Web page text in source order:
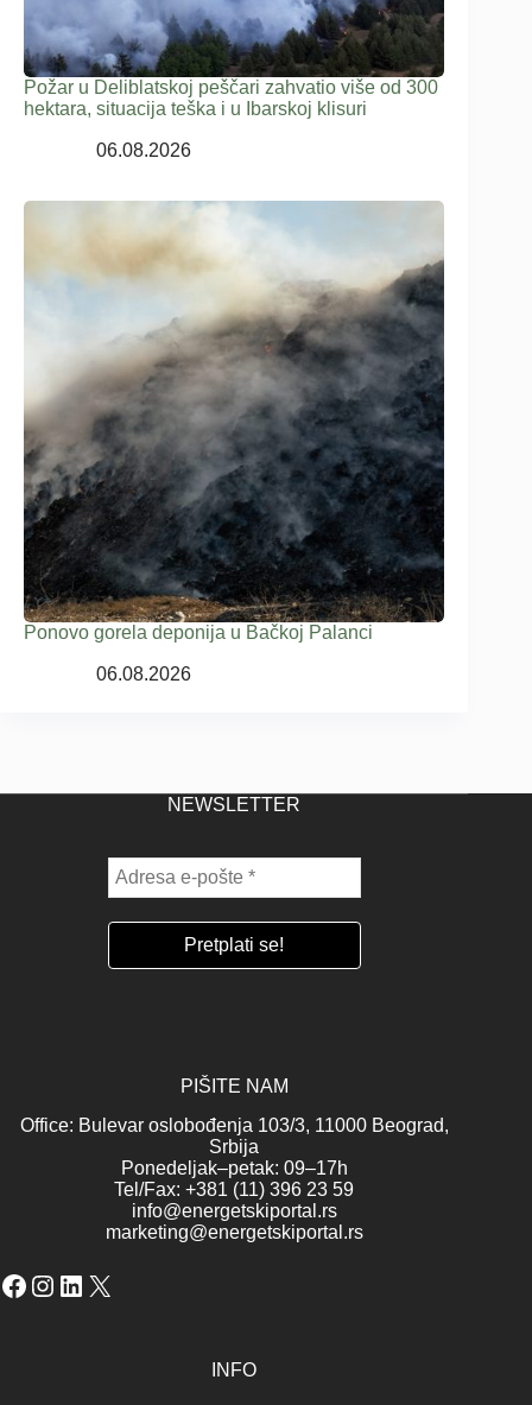
Požar u Deliblatskoj peščari zahvatio više od 300
hektara, situacija teška i u Ibarskoj klisuri
06.08.2026
Ponovo gorela deponija u Bačkoj Palanci
06.08.2026
NEWSLETTER
PIŠITE NAM
Office: Bulevar oslobođenja 103/3, 11000 Beograd,
Srbija
Ponedeljak–petak: 09–17h
Tel/Fax: +381 (11) 396 23 59
info@energetskiportal.rs
marketing@energetskiportal.rs
Facebook
Instagram
LinkedIn
X
INFO